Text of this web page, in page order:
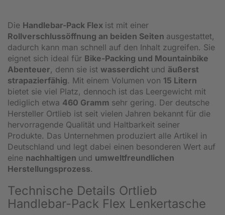
Die Handlebar-Pack Flex ist mit einer
Rollverschlussöffnung an beiden Seiten ausgestattet,
dadurch kann man schnell auf den Inhalt zugreifen. Sie
eignet sich ideal für Bike-Packing und Mountainbike
Abenteuer, denn sie ist wasserdicht und äußerst
strapazierfähig. Mit einem Volumen von 15 Litern
bietet sie viel Platz, dennoch ist das Leergewicht mit
lediglich etwa 460 Gramm sehr gering. Der deutsche
Hersteller Ortlieb ist seit vielen Jahren bekannt für die
hervorragende Qualität und Haltbarkeit seiner
Produkte. Das Unternehmen produziert alle Artikel in
Deutschland und legt dabei einen besonderen Wert auf
eine nachhaltigen und umweltfreundlichen
Herstellungsprozess.
Technische Details Ortlieb
Handlebar-Pack Flex Lenkertasche